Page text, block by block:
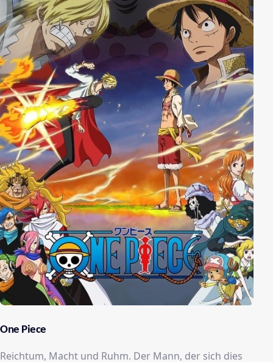
One Piece
Reichtum, Macht und Ruhm. Der Mann, der sich dies